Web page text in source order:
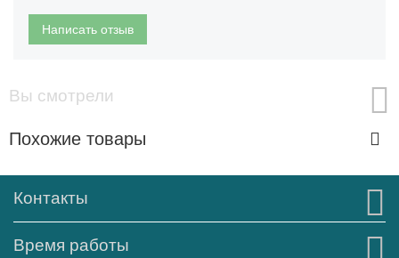
Написать отзыв
Вы смотрели
Похожие товары
Контакты
Время работы